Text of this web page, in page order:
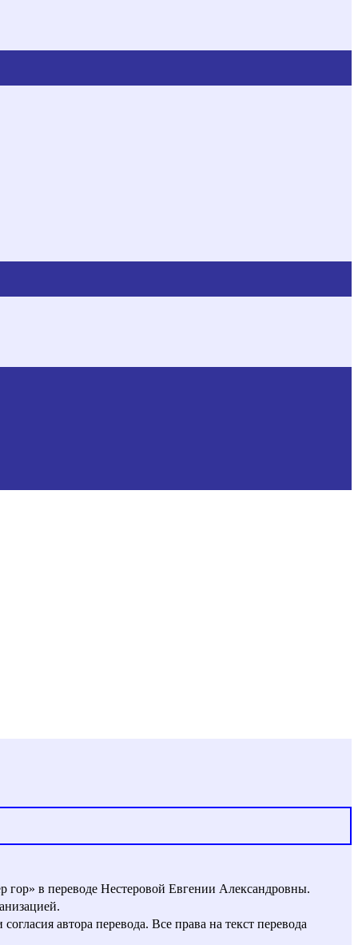
гор» в переводе Нестеровой Евгении Александровны.
автора перевода. Все права на текст перевода